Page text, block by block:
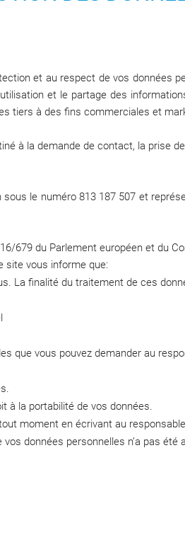
et au respect de vos données
et le partage des
tiers à des fins commerciales et
à la demande de contact, la prise
le numéro 813 187 507 et
679 du Parlement européen et du
site vous informe que:
La finalité du traitement de ces
que vous pouvez demander au
à la portabilité de vos données.
moment en écrivant au
données personnelles n’a pas été